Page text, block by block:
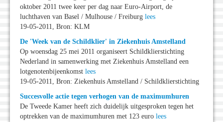
oktober 2011 twee keer per dag naar Euro-Airport, de
luchthaven van Basel / Mulhouse / Freiburg lees
19-05-2011, Bron: KLM
De 'Week van de Schildklier' in Ziekenhuis Amstelland
Op woensdag 25 mei 2011 organiseert Schildklierstichting
Nederland in samenwerking met Ziekenhuis Amstelland een
lotgenotenbijeenkomst lees
19-05-2011, Bron: Ziekenhuis Amstelland / Schildklierstichting
Succesvolle actie tegen verhogen van de maximumhuren
De Tweede Kamer heeft zich duidelijk uitgesproken tegen het
optrekken van de maximumhuren met 123 euro lees